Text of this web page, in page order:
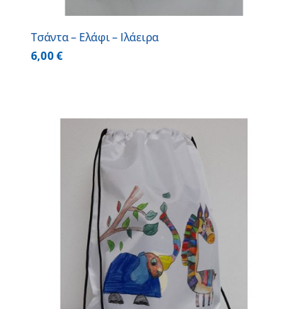
Τσάντα – Ελάφι – Ιλάειρα
6,00€